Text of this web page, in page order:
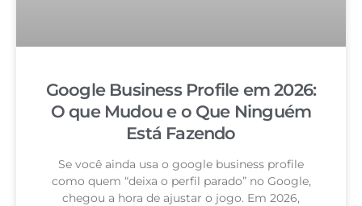
Google Business Profile em 2026:
O que Mudou e o Que Ninguém
Está Fazendo
Se você ainda usa o google business profile
como quem “deixa o perfil parado” no Google,
chegou a hora de ajustar o jogo. Em 2026,